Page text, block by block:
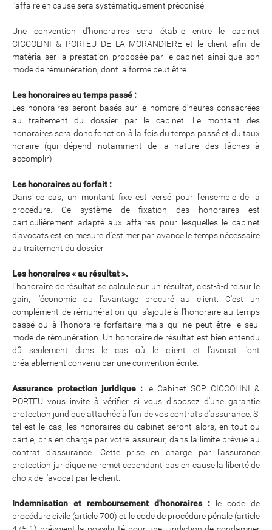
l'affaire en cause sera systématiquement préconisé.
Une convention d'honoraires sera établie entre le cabinet
CICCOLINI & PORTEU DE LA MORANDIERE et le client afin de
matérialiser la prestation proposée par le cabinet ainsi que son
mode de rémunération, dont la forme peut être :
Les honoraires au temps passé :
Les honoraires seront basés sur le nombre d'heures consacrées
au traitement du dossier par le cabinet. Le montant des
honoraires sera donc fonction à la fois du temps passé et du taux
horaire (qui dépend notamment de la nature des tâches à
accomplir).
Les honoraires au forfait :
Dans ce cas, un montant fixe est versé pour l'ensemble de la
procédure. Ce système de fixation des honoraires est
particulièrement adapté aux affaires pour lesquelles le cabinet
d'avocats est en mesure d'estimer par avance le temps nécessaire
au traitement du dossier.
Les honoraires « au résultat ».
L'honoraire de résultat se calcule sur un résultat, c'est-à-dire sur le
gain, l'économie ou l'avantage procuré au client. C'est un
complément de rémunération qui s'ajoute à l'honoraire au temps
passé ou à l'honoraire forfaitaire mais qui ne peut être le seul
mode de rémunération. Un honoraire de résultat est bien entendu
dû seulement dans le cas où le client et l'avocat l'ont
préalablement convenu par une convention écrite.
Assurance protection juridique : le Cabinet SCP CICCOLINI &
PORTEU vous invite à vérifier si vous disposez d'une garantie
protection juridique attachée à l'un de vos contrats d'assurance. Si
tel est le cas, les honoraires du cabinet seront alors, en tout ou
partie, pris en charge par votre assureur, dans la limite prévue au
contrat d'assurance. Cette prise en charge par l'assurance
protection juridique ne remet cependant pas en cause la liberté de
choix de l'avocat par le client.
​​​​​​​Indemnisation et remboursement d'honoraires : le code de
procédure civile (article 700) et le code de procédure pénale (article